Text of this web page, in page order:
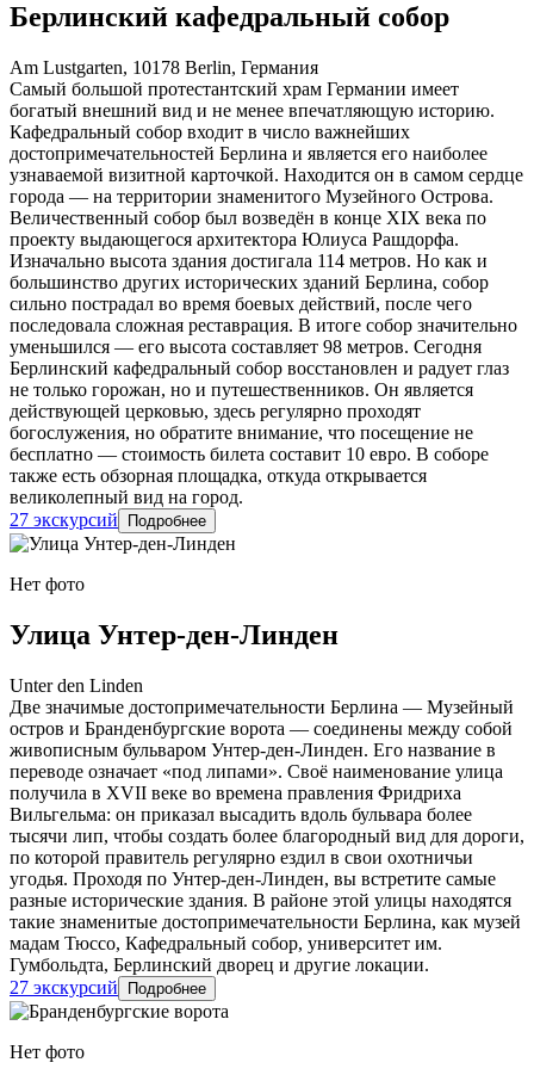
Берлинский кафедральный собор
Am Lustgarten, 10178 Berlin, Германия
Самый большой протестантский храм Германии имеет
богатый внешний вид и не менее впечатляющую историю.
Кафедральный собор входит в число важнейших
достопримечательностей Берлина и является его наиболее
узнаваемой визитной карточкой. Находится он в самом сердце
города — на территории знаменитого Музейного Острова.
Величественный собор был возведён в конце XIX века по
проекту выдающегося архитектора Юлиуса Рашдорфа.
Изначально высота здания достигала 114 метров. Но как и
большинство других исторических зданий Берлина, собор
сильно пострадал во время боевых действий, после чего
последовала сложная реставрация. В итоге собор значительно
уменьшился — его высота составляет 98 метров. Сегодня
Берлинский кафедральный собор восстановлен и радует глаз
не только горожан, но и путешественников. Он является
действующей церковью, здесь регулярно проходят
богослужения, но обратите внимание, что посещение не
бесплатно — стоимость билета составит 10 евро. В соборе
также есть обзорная площадка, откуда открывается
великолепный вид на город.
27 экскурсий
Подробнее
Нет фото
Улица Унтер-ден-Линден
Unter den Linden
Две значимые достопримечательности Берлина — Музейный
остров и Бранденбургские ворота — соединены между собой
живописным бульваром Унтер-ден-Линден. Его название в
переводе означает «под липами». Своё наименование улица
получила в XVII веке во времена правления Фридриха
Вильгельма: он приказал высадить вдоль бульвара более
тысячи лип, чтобы создать более благородный вид для дороги,
по которой правитель регулярно ездил в свои охотничьи
угодья. Проходя по Унтер-ден-Линден, вы встретите самые
разные исторические здания. В районе этой улицы находятся
такие знаменитые достопримечательности Берлина, как музей
мадам Тюссо, Кафедральный собор, университет им.
Гумбольдта, Берлинский дворец и другие локации.
27 экскурсий
Подробнее
Нет фото